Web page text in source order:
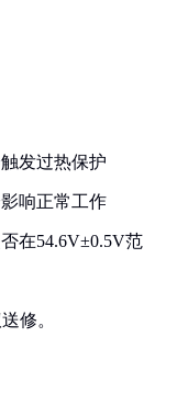
发过热保护
响正常工作
在54.6V±0.5V范
修。